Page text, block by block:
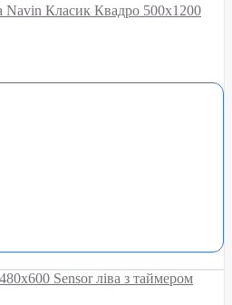
Класик Квадро 500х1200